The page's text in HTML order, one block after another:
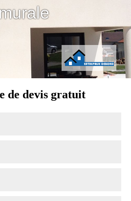
de devis gratuit